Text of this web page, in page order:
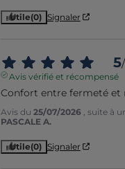
Utile(0) Signaler
5/
Avis vérifié et récompensé
Confort entre fermeté et
Avis du 25/07/2026
, suite à
PASCALE A.
Utile(0) Signaler